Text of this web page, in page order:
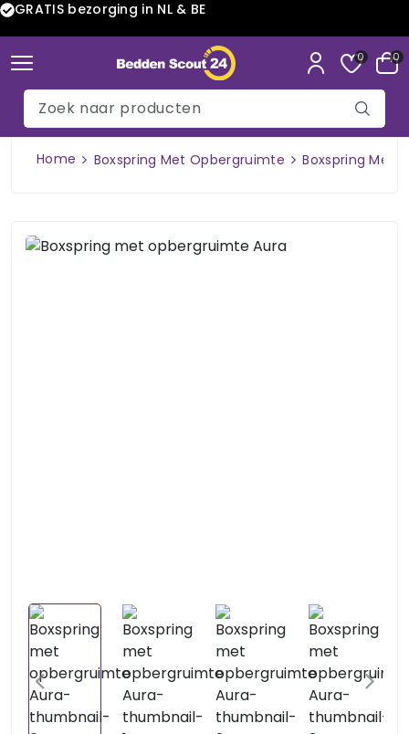
GRATIS bezorging in NL & BE
0 0
Home Boxspring Met Opbergruimte Boxspring Met